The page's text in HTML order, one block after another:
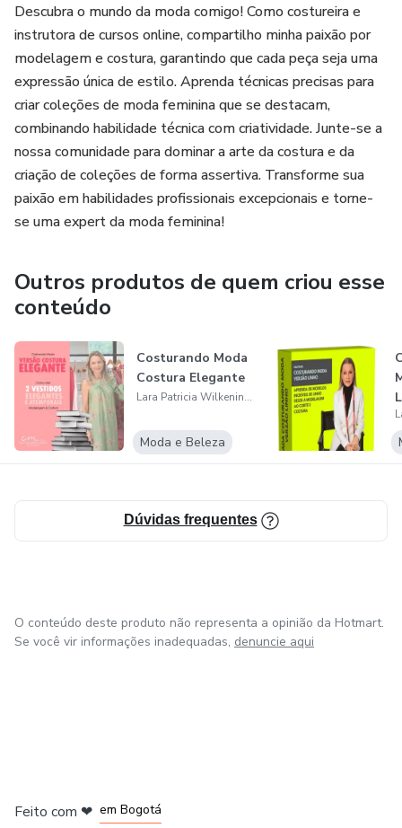
Descubra o mundo da moda comigo! Como costureira e
instrutora de cursos online, compartilho minha paixão por
modelagem e costura, garantindo que cada peça seja uma
expressão única de estilo. Aprenda técnicas precisas para
criar coleções de moda feminina que se destacam,
combinando habilidade técnica com criatividade. Junte-se a
nossa comunidade para dominar a arte da costura e da
criação de coleções de forma assertiva. Transforme sua
paixão em habilidades profissionais excepcionais e torne-
se uma expert da moda feminina!
Outros produtos de quem criou esse
conteúdo
Costurando Moda
Costura Elegante
Lara Patricia Wilkening Steinhausen
Moda e Beleza
Dúvidas frequentes
O conteúdo deste produto não representa a opinião da Hotmart.
Se você vir informações inadequadas, denuncie aqui
Feito com ❤ em Bogotá